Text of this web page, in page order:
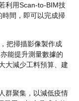
利用Scan-to-BIM技
間，即可以完成掃
把掃描影像製作成
能提升測量數據的
大減少工料預算、建
群聚集，以減低疫情